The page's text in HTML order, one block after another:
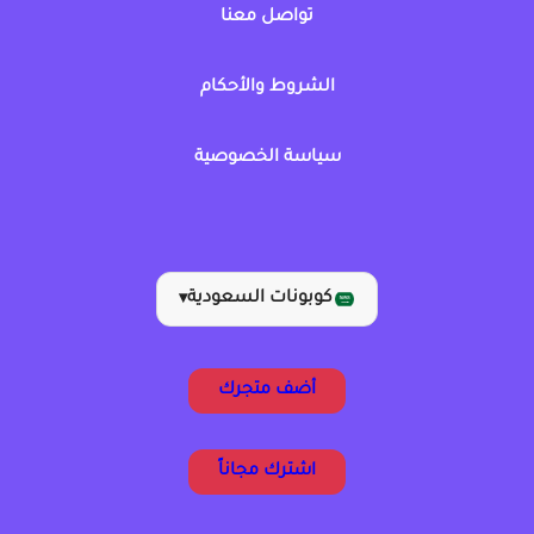
تواصل معنا
الشروط والأحكام
سياسة الخصوصية
كوبونات السعودية▾
أضف متجرك
اشترك مجاناً